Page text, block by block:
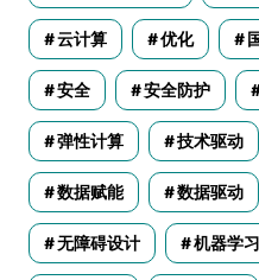
云计算 优化
安全 安全防护
弹性计算 技术驱动
数据赋能 数据驱动
无障碍设计 机器学习